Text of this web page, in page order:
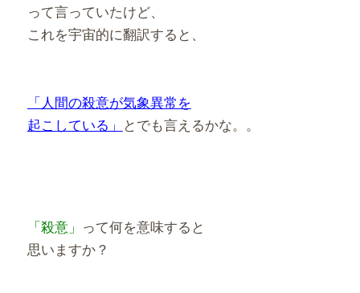
って言っていたけど、
これを宇宙的に翻訳すると、
「人間の殺意が気象異常を
起こしている」 とでも言えるかな。。
「殺意」 って何を意味すると
思いますか？